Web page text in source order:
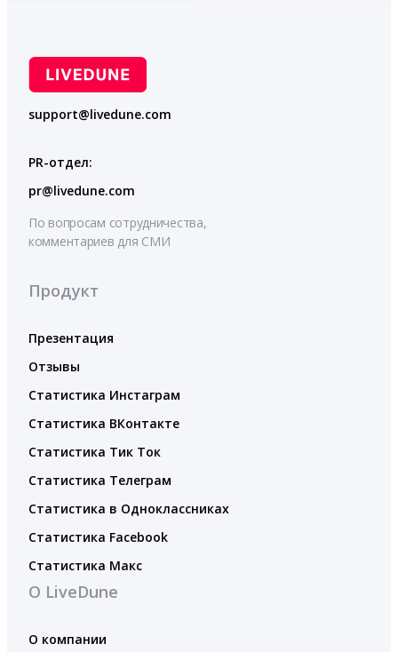
support@livedune.com
PR-отдел:
pr@livedune.com
По вопросам сотрудничества,
комментариев для СМИ
Продукт
Презентация
Отзывы
Статистика Инстаграм
Статистика ВКонтакте
Статистика Тик Ток
Статистика Телеграм
Статистика в Одноклассниках
Статистика Facebook
Статистика Макс
О LiveDune
О компании